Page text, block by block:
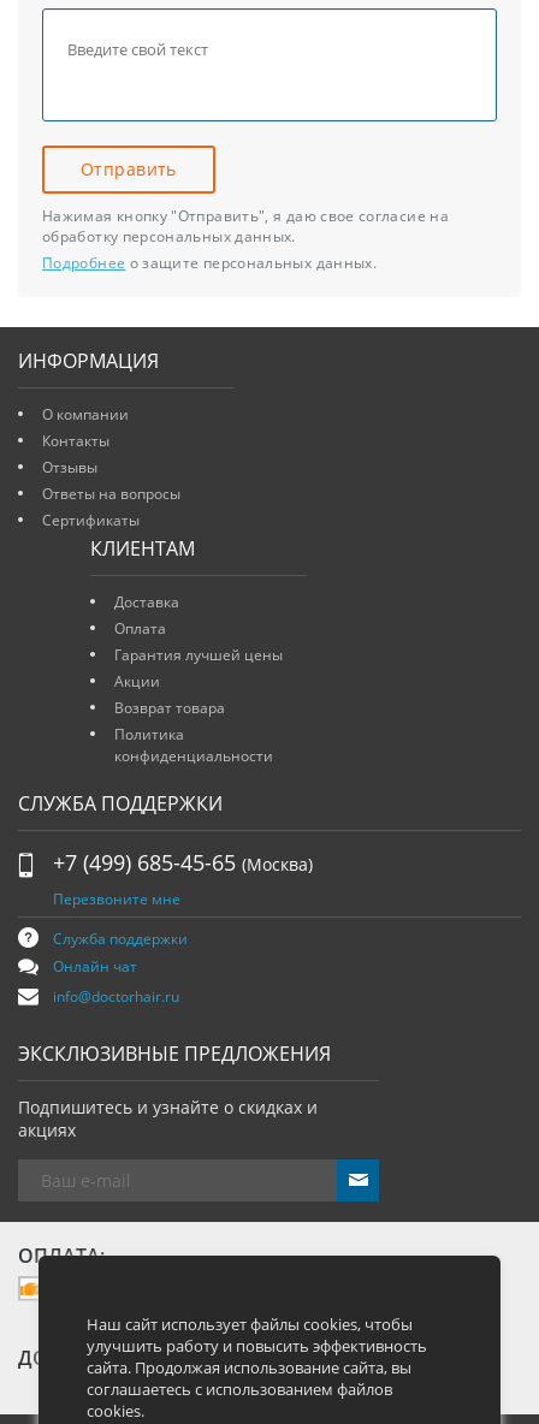
Отправить
Нажимая кнопку "Отправить", я даю свое согласие на
обработку персональных данных.
Подробнее о защите персональных данных.
ИНФОРМАЦИЯ
О компании
Контакты
Отзывы
Ответы на вопросы
Сертификаты
КЛИЕНТАМ
Доставка
Оплата
Гарантия лучшей цены
Акции
Возврат товара
Политика
конфиденциальности
СЛУЖБА ПОДДЕРЖКИ
+7 (499) 685-45-65 (Москва)
Перезвоните мне
Служба поддержки
Онлайн чат
info@doctorhair.ru
ЭКСКЛЮЗИВНЫЕ ПРЕДЛОЖЕНИЯ
Подпишитесь и узнайте о скидках и
акциях
send
ОПЛАТА:
ДОСТАВКА:
Наш сайт использует файлы cookies, чтобы
улучшить работу и повысить эффективность
сайта. Продолжая использование сайта, вы
соглашаетесь с использованием файлов
cookies.